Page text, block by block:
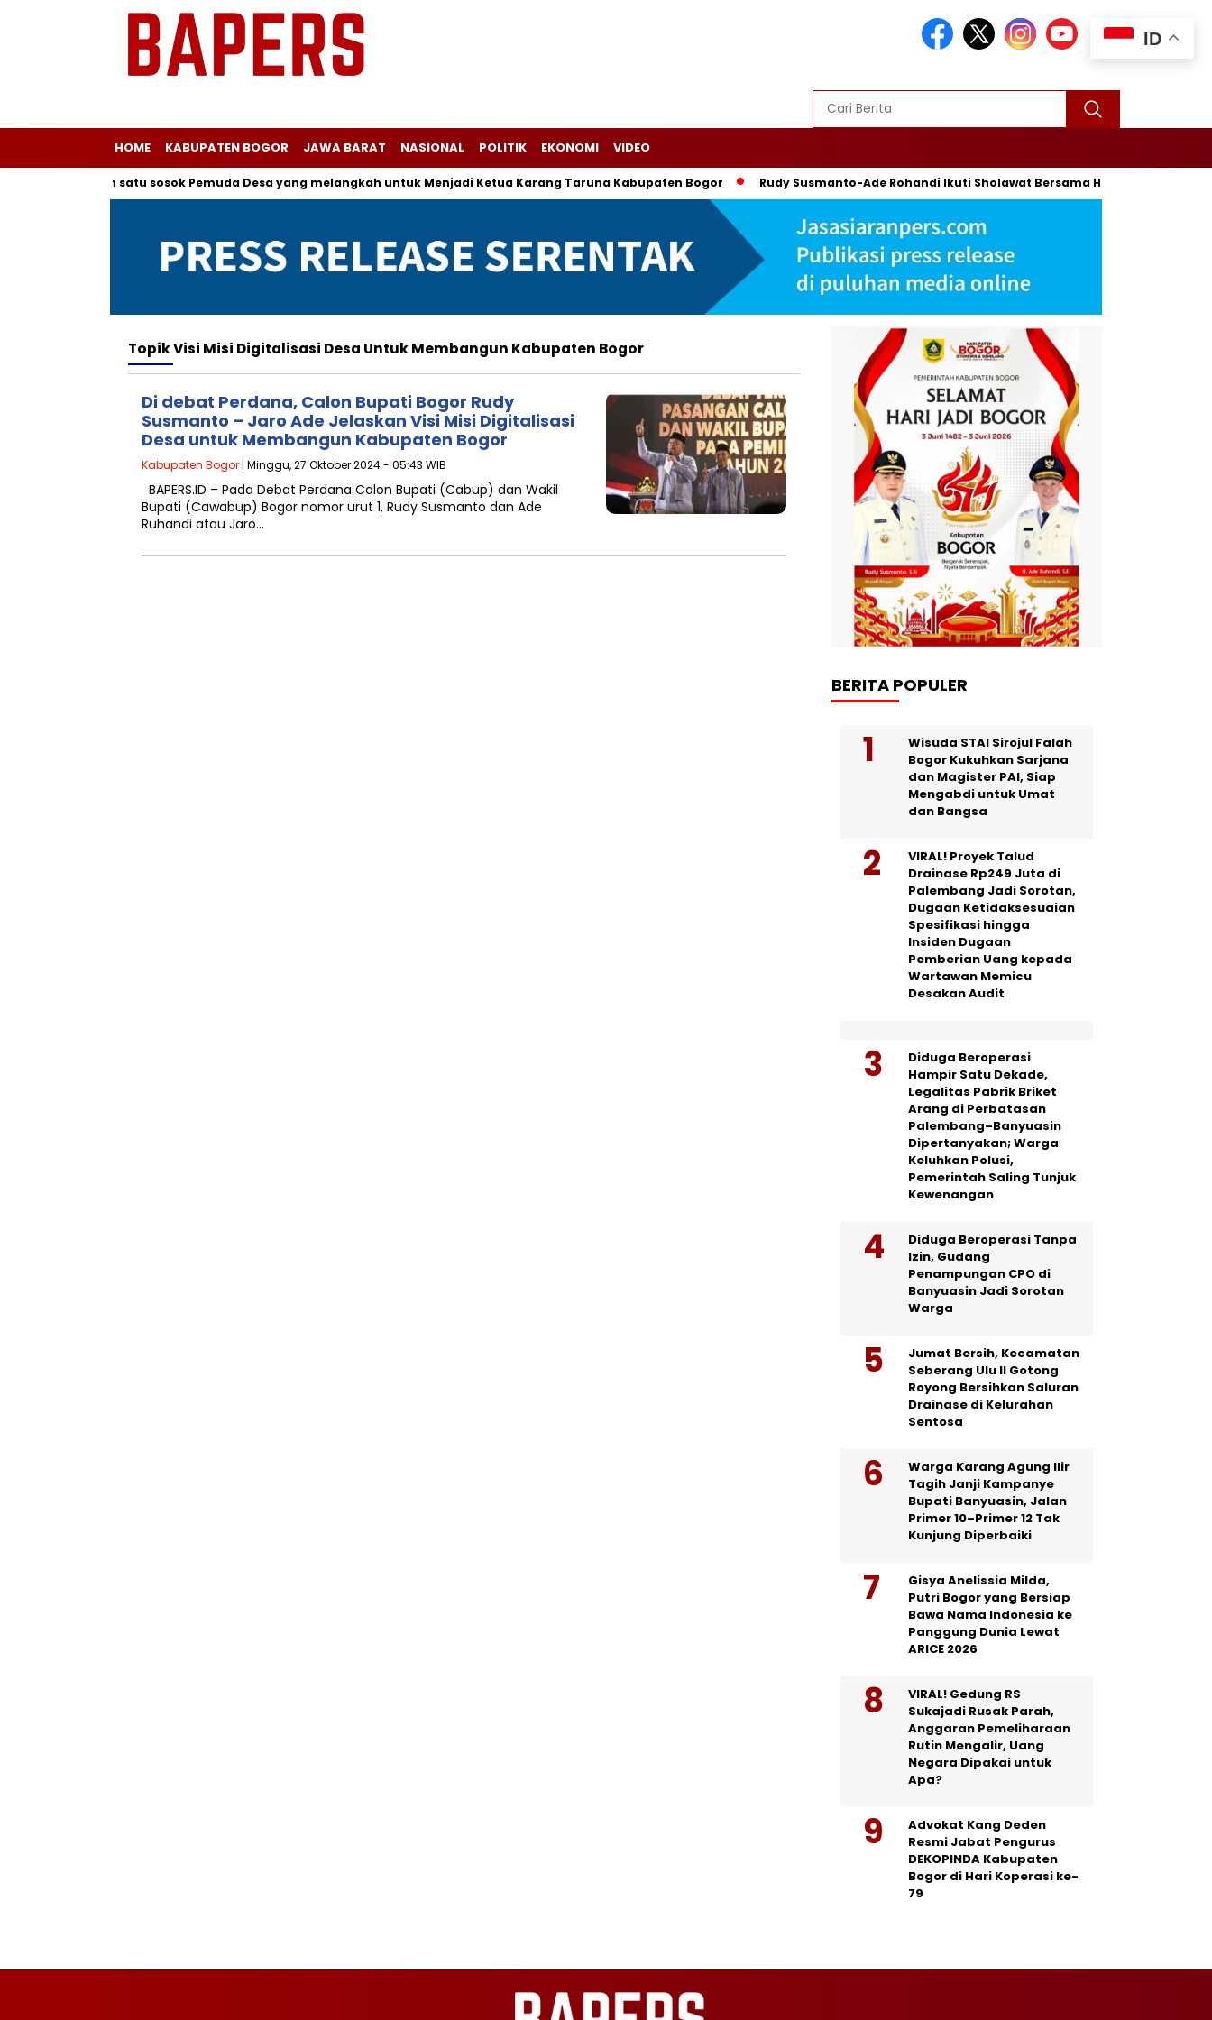
HOME KABUPATEN BOGOR JAWA BARAT NASIONAL POLITIK EKONOMI VIDEO
salah satu sosok Pemuda Desa yang melangkah untuk Menjadi Ketua Karang Taruna Kabupaten Bogor Rudy Susmanto-Ade Rohandi Ikuti Sholawat Bersama Habib Syech Bin Abdul
TopikVisi Misi Digitalisasi Desa Untuk Membangun Kabupaten Bogor
Di debat Perdana, Calon Bupati Bogor Rudy
Susmanto – Jaro Ade Jelaskan Visi Misi Digitalisasi
Desa untuk Membangun Kabupaten Bogor
Kabupaten Bogor | Minggu, 27 Oktober 2024 - 05:43 WIB
BAPERS.ID – Pada Debat Perdana Calon Bupati (Cabup) dan Wakil
Bupati (Cawabup) Bogor nomor urut 1, Rudy Susmanto dan Ade
Ruhandi atau Jaro…
BERITA POPULER
Wisuda STAI Sirojul Falah
Bogor Kukuhkan Sarjana
dan Magister PAI, Siap
Mengabdi untuk Umat
dan Bangsa
VIRAL! Proyek Talud
Drainase Rp249 Juta di
Palembang Jadi Sorotan,
Dugaan Ketidaksesuaian
Spesifikasi hingga
Insiden Dugaan
Pemberian Uang kepada
Wartawan Memicu
Desakan Audit
Diduga Beroperasi
Hampir Satu Dekade,
Legalitas Pabrik Briket
Arang di Perbatasan
Palembang–Banyuasin
Dipertanyakan; Warga
Keluhkan Polusi,
Pemerintah Saling Tunjuk
Kewenangan
Diduga Beroperasi Tanpa
Izin, Gudang
Penampungan CPO di
Banyuasin Jadi Sorotan
Warga
Jumat Bersih, Kecamatan
Seberang Ulu II Gotong
Royong Bersihkan Saluran
Drainase di Kelurahan
Sentosa
Warga Karang Agung Ilir
Tagih Janji Kampanye
Bupati Banyuasin, Jalan
Primer 10–Primer 12 Tak
Kunjung Diperbaiki
Gisya Anelissia Milda,
Putri Bogor yang Bersiap
Bawa Nama Indonesia ke
Panggung Dunia Lewat
ARICE 2026
VIRAL! Gedung RS
Sukajadi Rusak Parah,
Anggaran Pemeliharaan
Rutin Mengalir, Uang
Negara Dipakai untuk
Apa?
Advokat Kang Deden
Resmi Jabat Pengurus
DEKOPINDA Kabupaten
Bogor di Hari Koperasi ke-
79
ID